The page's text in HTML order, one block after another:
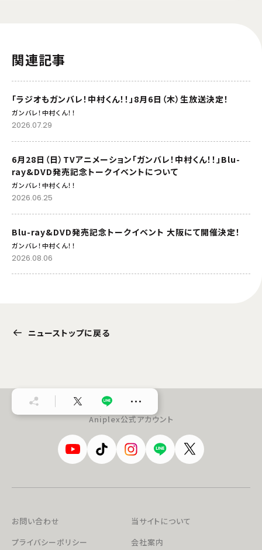
関連記事
「ラジオもガンバレ！中村くん！！」8月6日（木）生放送決定！
ガンバレ！中村くん！！
2026.07.29
6月28日（日）TVアニメーション「ガンバレ！中村くん！！」Blu-
ray&DVD発売記念トークイベントについて
ガンバレ！中村くん！！
2026.06.25
Blu-ray&DVD発売記念トークイベント 大阪にて開催決定！
ガンバレ！中村くん！！
2026.08.06
ニューストップに戻る
…
Aniplex公式アカウント
お問い合わせ
当サイトについて
プライバシーポリシー
会社案内